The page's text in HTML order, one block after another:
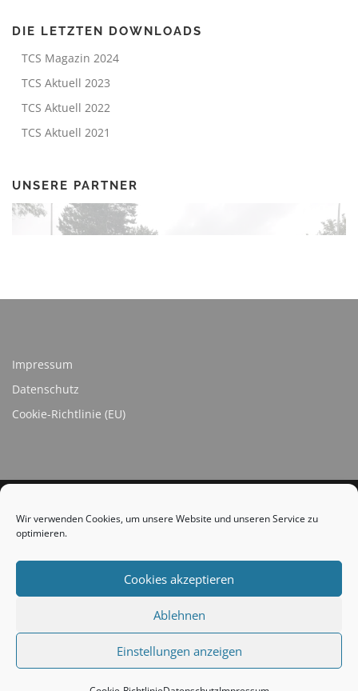
Wir verwenden Cookies, um unsere Website und unseren Service zu
optimieren.
Cookies akzeptieren
Ablehnen
Einstellungen anzeigen
DIE LETZTEN DOWNLOADS
TCS Magazin 2024
TCS Aktuell 2023
TCS Aktuell 2022
TCS Aktuell 2021
UNSERE PARTNER
Impressum
Datenschutz
Cookie-Richtlinie (EU)